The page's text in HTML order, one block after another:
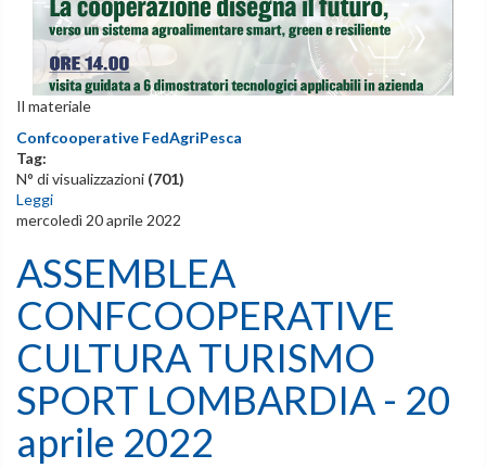
Il materiale
Confcooperative FedAgriPesca
Tag:
N° di visualizzazioni (701)
Leggi
mercoledì 20 aprile 2022
ASSEMBLEA
CONFCOOPERATIVE
CULTURA TURISMO
SPORT LOMBARDIA - 20
aprile 2022